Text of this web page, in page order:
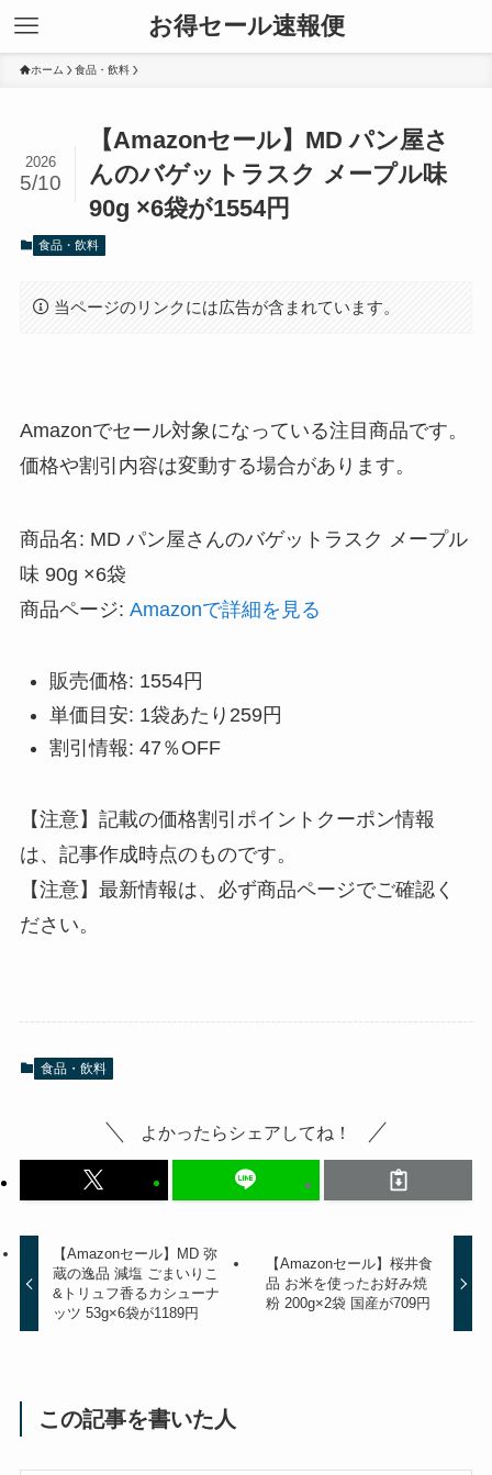
お得セール速報便
ホーム 食品・飲料
【Amazonセール】MD パン屋さ
んのバゲットラスク メープル味
90g ×6袋が1554円
2026
5/10
食品・飲料
当ページのリンクには広告が含まれています。
Amazonでセール対象になっている注目商品です。
価格や割引内容は変動する場合があります。
商品名: MD パン屋さんのバゲットラスク メープル
味 90g ×6袋
商品ページ: Amazonで詳細を見る
販売価格: 1554円
単価目安: 1袋あたり259円
割引情報: 47％OFF
【注意】記載の価格割引ポイントクーポン情報
は、記事作成時点のものです。
【注意】最新情報は、必ず商品ページでご確認く
ださい。
食品・飲料
よかったらシェアしてね！
【Amazonセール】MD 弥
蔵の逸品 減塩 ごまいりこ
&トリュフ香るカシューナ
ッツ 53g×6袋が1189円
【Amazonセール】桜井食
品 お米を使ったお好み焼
粉 200g×2袋 国産が709円
この記事を書いた人